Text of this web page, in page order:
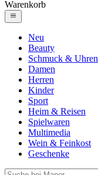
Warenkorb
Neu
Beauty
Schmuck & Uhren
Damen
Herren
Kinder
Sport
Heim & Reisen
Spielwaren
Multimedia
Wein & Feinkost
Geschenke